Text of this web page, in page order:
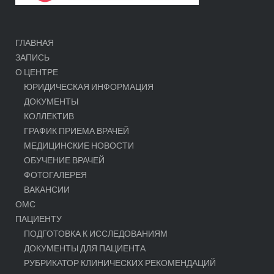
ГЛАВНАЯ
ЗАПИСЬ
О ЦЕНТРЕ
ЮРИДИЧЕСКАЯ ИНФОРМАЦИЯ
ДОКУМЕНТЫ
КОЛЛЕКТИВ
ГРАФИК ПРИЕМА ВРАЧЕЙ
МЕДИЦИНСКИЕ НОВОСТИ
ОБУЧЕНИЕ ВРАЧЕЙ
ФОТОГАЛЕРЕЯ
ВАКАНСИИ
ОМС
ПАЦИЕНТУ
ПОДГОТОВКА К ИССЛЕДОВАНИЯМ
ДОКУМЕНТЫ ДЛЯ ПАЦИЕНТА
РУБРИКАТОР КЛИНИЧЕСКИХ РЕКОМЕНДАЦИЙ